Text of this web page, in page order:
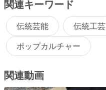
関連キーワード
伝統芸能 伝統工芸
ポップカルチャー
関連動画